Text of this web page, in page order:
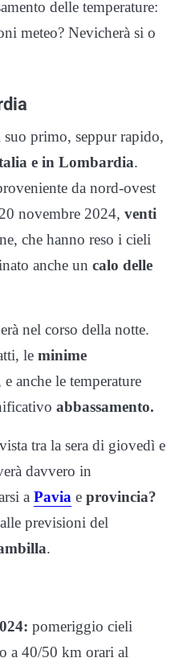
delle temperature:
meteo? Nevicherà si o
primo, seppur rapido,
e in Lombardia.
da nord-ovest
novembre 2024, venti
che hanno reso i cieli
anche un calo delle
nel corso della notte.
le minime
e anche le temperature
abbassamento.
tra la sera di giovedì e
davvero in
a Pavia e provincia?
previsioni del
.
pomeriggio cieli
a 40/50 km orari al